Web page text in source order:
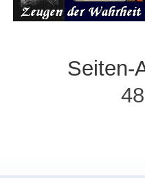
Seiten-